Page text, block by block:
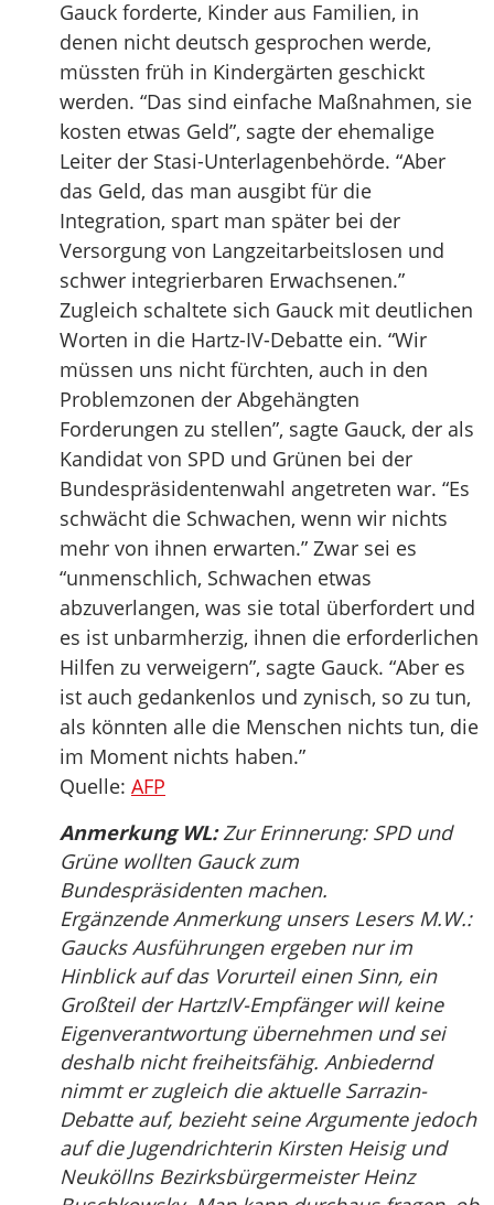
Gauck forderte, Kinder aus Familien, in
denen nicht deutsch gesprochen werde,
müssten früh in Kindergärten geschickt
werden. “Das sind einfache Maßnahmen, sie
kosten etwas Geld”, sagte der ehemalige
Leiter der Stasi-Unterlagenbehörde. “Aber
das Geld, das man ausgibt für die
Integration, spart man später bei der
Versorgung von Langzeitarbeitslosen und
schwer integrierbaren Erwachsenen.”
Zugleich schaltete sich Gauck mit deutlichen
Worten in die Hartz-IV-Debatte ein. “Wir
müssen uns nicht fürchten, auch in den
Problemzonen der Abgehängten
Forderungen zu stellen”, sagte Gauck, der als
Kandidat von SPD und Grünen bei der
Bundespräsidentenwahl angetreten war. “Es
schwächt die Schwachen, wenn wir nichts
mehr von ihnen erwarten.” Zwar sei es
“unmenschlich, Schwachen etwas
abzuverlangen, was sie total überfordert und
es ist unbarmherzig, ihnen die erforderlichen
Hilfen zu verweigern”, sagte Gauck. “Aber es
ist auch gedankenlos und zynisch, so zu tun,
als könnten alle die Menschen nichts tun, die
im Moment nichts haben.”
Quelle: AFP
Anmerkung WL:Zur Erinnerung: SPD und
Grüne wollten Gauck zum
Bundespräsidenten machen.
Ergänzende Anmerkung unsers Lesers M.W.:
Gaucks Ausführungen ergeben nur im
Hinblick auf das Vorurteil einen Sinn, ein
Großteil der HartzIV-Empfänger will keine
Eigenverantwortung übernehmen und sei
deshalb nicht freiheitsfähig. Anbiedernd
nimmt er zugleich die aktuelle Sarrazin-
Debatte auf, bezieht seine Argumente jedoch
auf die Jugendrichterin Kirsten Heisig und
Neuköllns Bezirksbürgermeister Heinz